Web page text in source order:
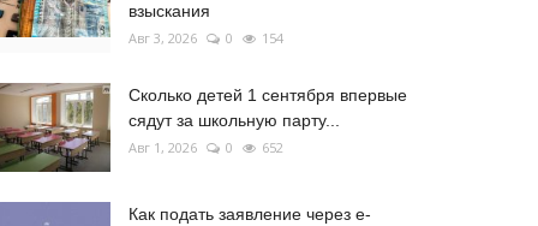
взыскания
Авг 3, 2026 0 154
Сколько детей 1 сентября впервые
сядут за школьную парту...
Авг 1, 2026 0 652
Как подать заявление через e-